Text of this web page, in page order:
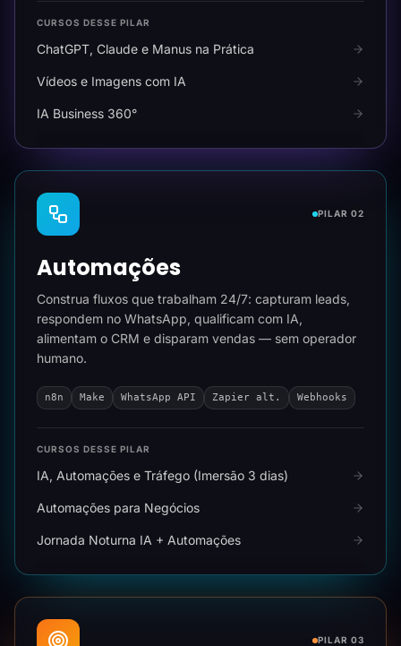
CURSOS DESSE PILAR
ChatGPT, Claude e Manus na Prática
Vídeos e Imagens com IA
IA Business 360°
PILAR 02
Automações
Construa fluxos que trabalham 24/7: capturam leads,
respondem no WhatsApp, qualificam com IA,
alimentam o CRM e disparam vendas — sem operador
humano.
n8n Make WhatsApp API Zapier alt. Webhooks
CURSOS DESSE PILAR
IA, Automações e Tráfego (Imersão 3 dias)
Automações para Negócios
Jornada Noturna IA + Automações
PILAR 03